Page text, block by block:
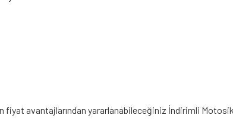
fiyat avantajlarından yararlanabileceğiniz İndirimli